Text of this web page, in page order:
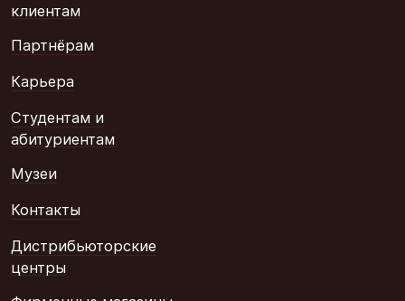
клиентам
Партнёрам
Карьера
Студентам и
абитуриентам
Музеи
Контакты
Дистрибьюторские
центры